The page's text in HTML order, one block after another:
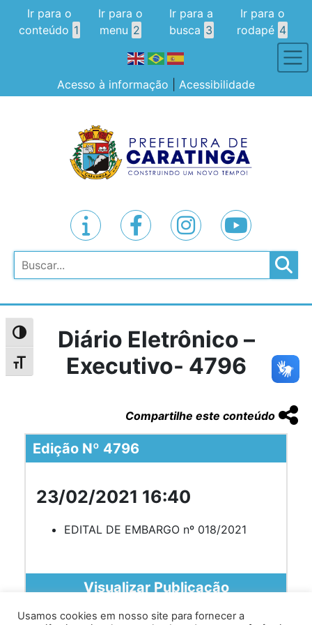
Alternar alto contraste
Alternar tamanho da fonte
Ir para o
conteúdo 1
Ir para o
menu 2
Ir para a
busca 3
Ir para o
rodapé 4
Acesso à informação Acessibilidade
Pesquisar
Diário Eletrônico –
Executivo- 4796
Compartilhe este conteúdo
Edição Nº 4796
23/02/2021 16:40
EDITAL DE EMBARGO nº 018/2021
Visualizar Publicação
Usamos cookies em nosso site para fornecer a